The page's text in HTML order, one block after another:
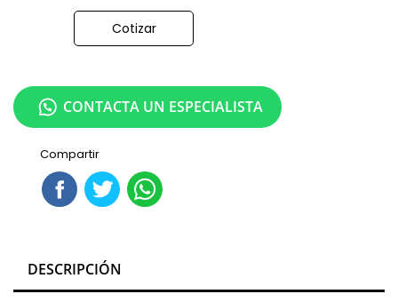
Cotizar
Compartir
CONTACTA UN ESPECIALISTA
DESCRIPCIÓN